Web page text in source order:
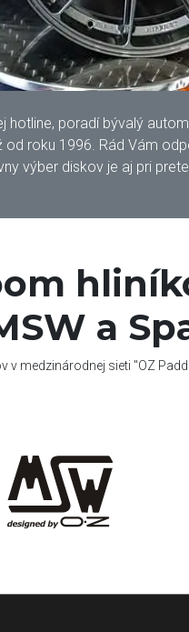
poradí bývalý
roku 1996. Rád Vám
výber diskov je aj pri
a
medzinárodnej sieti "OZ